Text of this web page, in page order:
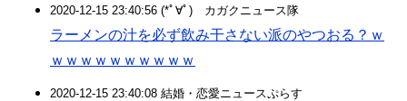
2020-12-15 23:40:56 (*ﾟ∀ﾟ)ゞカガクニュース隊
ラーメンの汁を必ず飲み干さない派のやつおる？ｗ
ｗｗｗｗｗｗｗｗｗｗ
2020-12-15 23:40:08 結婚・恋愛ニュースぷらす